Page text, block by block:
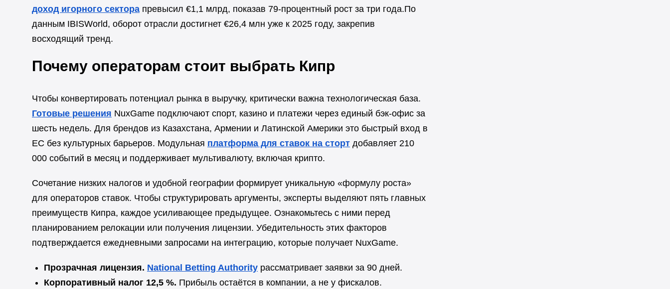
доход игорного сектора превысил €1,1 млрд, показав 79-процентный рост за три года.По
данным IBISWorld, оборот отрасли достигнет €26,4 млн уже к 2025 году, закрепив
восходящий тренд.
Почему операторам стоит выбрать Кипр
Чтобы конвертировать потенциал рынка в выручку, критически важна технологическая база.
Готовые решения NuxGame подключают спорт, казино и платежи через единый бэк-офис за
шесть недель. Для брендов из Казахстана, Армении и Латинской Америки это быстрый вход в
ЕС без культурных барьеров. Модульная платформа для ставок на сторт добавляет 210
000 событий в месяц и поддерживает мультивалюту, включая крипто.
Сочетание низких налогов и удобной географии формирует уникальную «формулу роста»
для операторов ставок. Чтобы структурировать аргументы, эксперты выделяют пять главных
преимуществ Кипра, каждое усиливающее предыдущее. Ознакомьтесь с ними перед
планированием релокации или получения лицензии. Убедительность этих факторов
подтверждается ежедневными запросами на интеграцию, которые получает NuxGame.
Прозрачная лицензия. National Betting Authority рассматривает заявки за 90 дней.
Корпоративный налог 12,5 %. Прибыль остаётся в компании, а не у фискалов.